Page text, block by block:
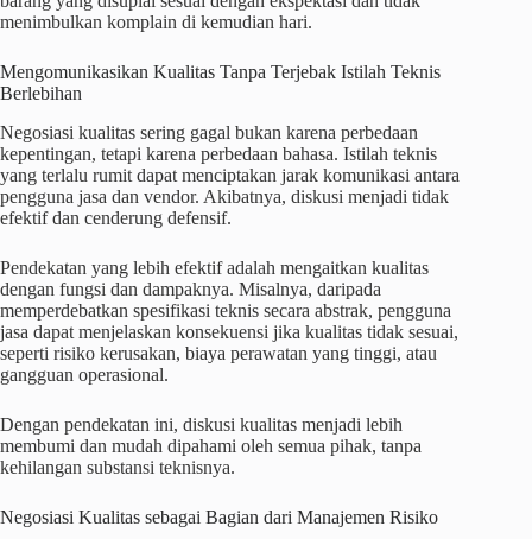
menimbulkan komplain di kemudian hari.
Mengomunikasikan Kualitas Tanpa Terjebak Istilah Teknis
Berlebihan
Negosiasi kualitas sering gagal bukan karena perbedaan
kepentingan, tetapi karena perbedaan bahasa. Istilah teknis
yang terlalu rumit dapat menciptakan jarak komunikasi antara
pengguna jasa dan vendor. Akibatnya, diskusi menjadi tidak
efektif dan cenderung defensif.
Pendekatan yang lebih efektif adalah mengaitkan kualitas
dengan fungsi dan dampaknya. Misalnya, daripada
memperdebatkan spesifikasi teknis secara abstrak, pengguna
jasa dapat menjelaskan konsekuensi jika kualitas tidak sesuai,
seperti risiko kerusakan, biaya perawatan yang tinggi, atau
gangguan operasional.
Dengan pendekatan ini, diskusi kualitas menjadi lebih
membumi dan mudah dipahami oleh semua pihak, tanpa
kehilangan substansi teknisnya.
Negosiasi Kualitas sebagai Bagian dari Manajemen Risiko